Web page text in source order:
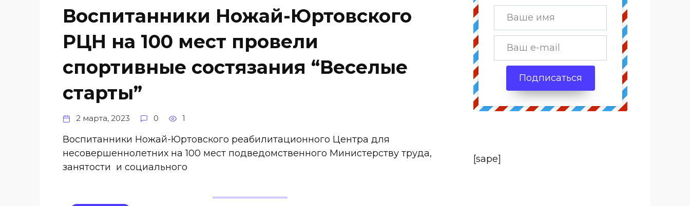
Воспитанники Ножай-Юртовского
РЦН на 100 мест провели
спортивные состязания “Веселые
старты”
2 марта, 2023 0 1
Воспитанники Ножай-Юртовского реабилитационного Центра для
несовершеннолетних на 100 мест подведомственного Министерству труда,
занятости и социального
Подписаться
[sape]